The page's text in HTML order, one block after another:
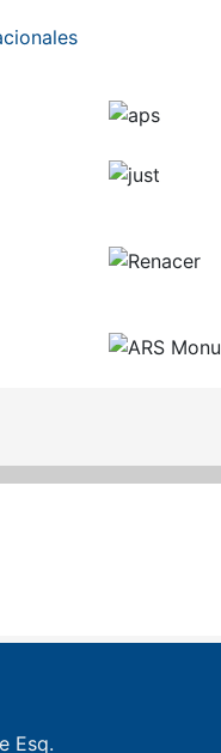
Esq.